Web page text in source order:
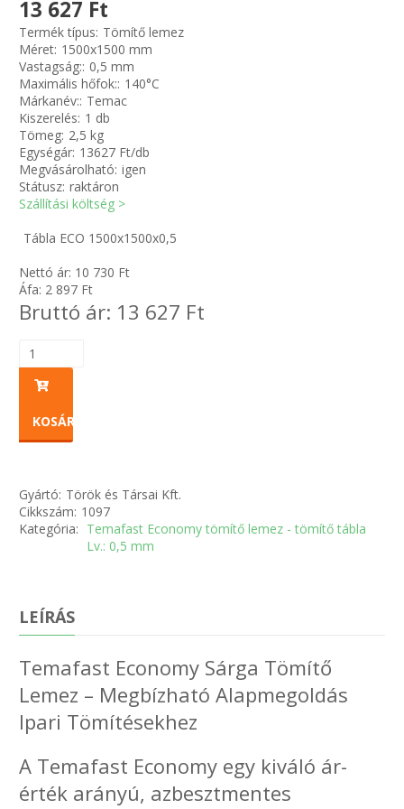
Zsinór Körszelvényű tömítőzsinórok
SIMÍTÓZÁRAS TASAK
TÖMLŐBILINCS
13 627 Ft
Termék típus: Tömítő lemez
Méret: 1500x1500 mm
Vastagság:: 0,5 mm
Maximális hőfok:: 140°C
Márkanév:: Temac
Kiszerelés: 1 db
Tömeg: 2,5 kg
Egységár: 13627 Ft/db
Megvásárolható: igen
Státusz: raktáron
Szállítási költség >
Tábla ECO 1500x1500x0,5
Nettó ár: 10 730 Ft
Áfa: 2 897 Ft
Bruttó ár: 13 627 Ft
KOSÁRBA
Gyártó: Török és Társai Kft.
Cikkszám: 1097
Kategória: Temafast Economy tömítő lemez - tömítő tábla
Lv.: 0,5 mm
LEÍRÁS
Temafast Economy Sárga Tömítő
Lemez – Megbízható Alapmegoldás
Ipari Tömítésekhez
A Temafast Economy egy kiváló ár-
érték arányú, azbesztmentes